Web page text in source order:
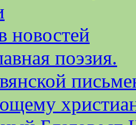
новостей
поэзия.